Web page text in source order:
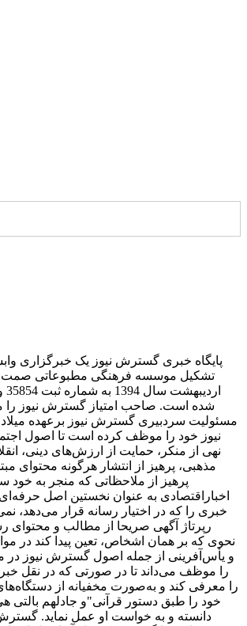
پایگاه خبری گسترش نیوز یک خبرگزاری
تشکیل موسسه فرهنگی مطبوعاتی
شده است. صاحب امتیاز گسترش نیوز
مسئولیت سردبیری گسترش نیوز برعهده
نیوز خود را موظف کرده است تا اصول
نهی از منکر، حمایت از ارزش‌های دینی،
مذهبی، پرهیز از انتشار هرگونه
پرهیز از ملاحظاتی که منجر به
اخباراقتصادی به ‌عنوان نخستین اصل
خبری را که در اختیار رسانه قرار می‌دهد،
رپرتاژ آگهی صریحا از مطالب و محتوای
نحوی که بر همان اشخاص، تعین پیدا کند در
و یأس‌آفرینی از جمله اصول گسترش نیوز در
را موظف می‌داند تا در صورتی که در نقل
را معرفی کند و به‌صورت مخفیانه از دستگاه‌های
خود را طبق دستور قرآنی"و جادلهم بالتی
دانسته و به خواست او عمل نماید.